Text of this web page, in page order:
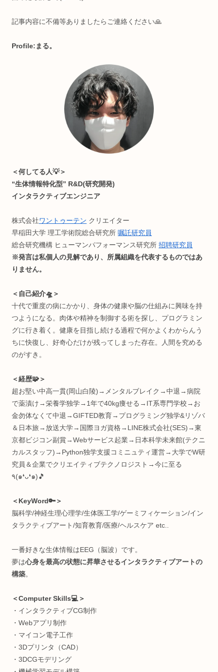
知的好奇心強めな人向けに
・プログラミング全般
・節約＆ポイ活
・ライフハック
などのお役立ち情報をお届けする、複合系オウンドメディ
読みやすさ重視でうっとうしい広告付けてません。が、お
困ったら許して(๑ ❛ ֊ ❛„)
記事内容に不備等ありましたらご連絡ください🙏
Profile:まる。
＜何してる人💡＞
“生体情報特化型” R&D(研究開発)
インタラクティブエンジニア
株式会社ワントゥーテンクリエイター
早稲田大学 理工学術院総合研究所 嘱託研究員
総合研究機構 ヒューマンパフォーマンス研究所招聘研究員
※発言は私個人の見解であり、所属組織を代表するもので
＜自己紹介🛸＞
つようになる。肉体や精神を制御する術を探し、プログラ
グに行き着く。健康を目指し続ける過程で何かよくわから
ちに快復し、好奇心だけが残ってしまった存在。人間を究
＜経歴🧩＞
超お堅い中高一貫(岡山白陵)→メンタルブレイク→中退→病
で薬漬け→栄養学独学→1年で40kg痩せる→IT系専門学校→
＆日本旅→放送大学→国際ヨガ資格→LINE株式会社(SES)→